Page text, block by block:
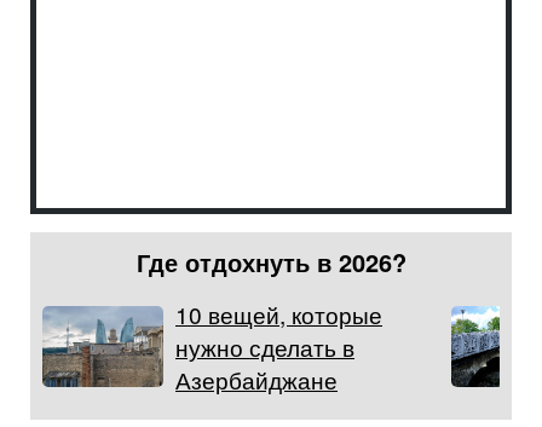
Где отдохнуть в 2026?
10 вещей, которые
нужно сделать в
Азербайджане